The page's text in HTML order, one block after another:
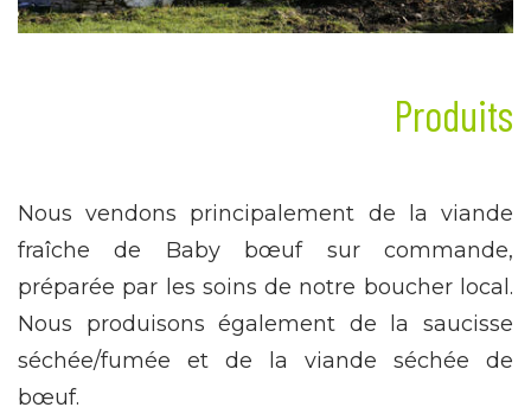
Produits
Nous vendons principalement de la viande
fraîche de Baby bœuf sur commande,
préparée par les soins de notre boucher local.
Nous produisons également de la saucisse
séchée/fumée et de la viande séchée de
bœuf.